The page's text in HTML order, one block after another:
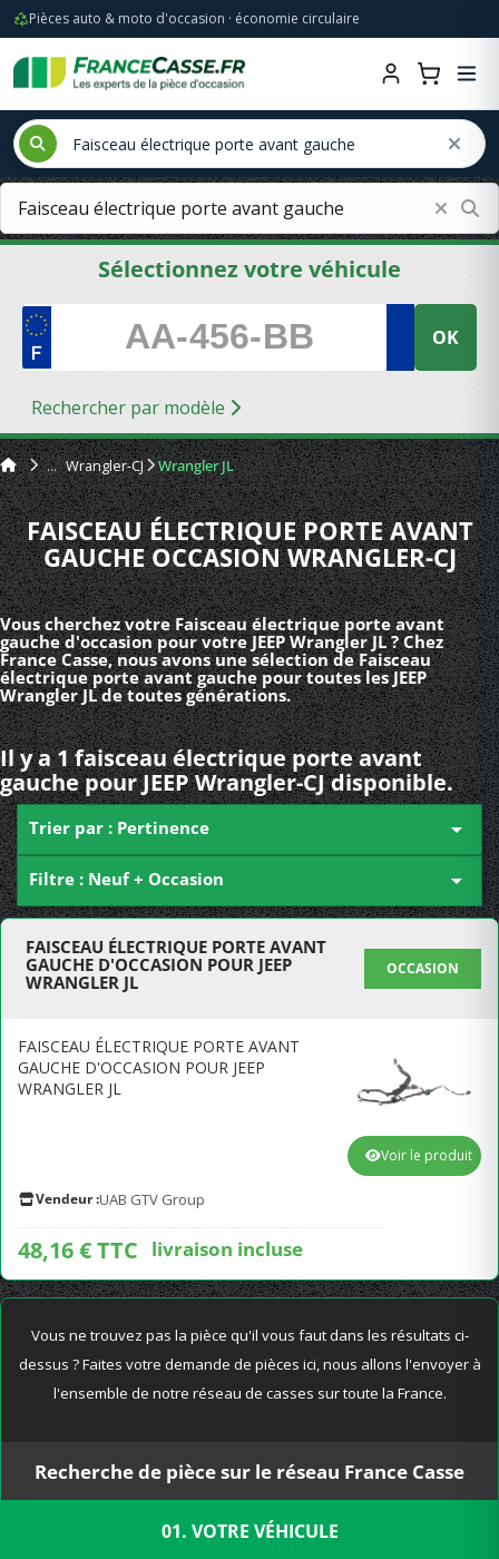
Pièces auto & moto d'occasion · économie circulaire
Sélectionnez votre véhicule
OK
Rechercher par modèle
Wrangler-CJ Wrangler JL
FAISCEAU ÉLECTRIQUE PORTE AVANT
GAUCHE OCCASION WRANGLER-CJ
Vous cherchez votre Faisceau électrique porte avant
gauche d'occasion pour votre JEEP Wrangler JL ? Chez
France Casse, nous avons une sélection de Faisceau
électrique porte avant gauche pour toutes les JEEP
Wrangler JL de toutes générations.
Il y a 1 faisceau électrique porte avant
gauche pour JEEP Wrangler-CJ disponible.
Trier par : Pertinence 
Filtre : Neuf + Occasion 
FAISCEAU ÉLECTRIQUE PORTE AVANT
GAUCHE D'OCCASION POUR JEEP
WRANGLER JL
OCCASION
FAISCEAU ÉLECTRIQUE PORTE AVANT
GAUCHE D'OCCASION POUR JEEP
WRANGLER JL
Vendeur :UAB GTV Group
48,16 € TTC livraison incluse
Voir le produit
Vous ne trouvez pas la pièce qu'il vous faut dans les résultats ci-
dessus ? Faites votre demande de pièces ici, nous allons l'envoyer à
l'ensemble de notre réseau de casses sur toute la France.
Recherche de pièce sur le réseau France Casse
01. VOTRE VÉHICULE